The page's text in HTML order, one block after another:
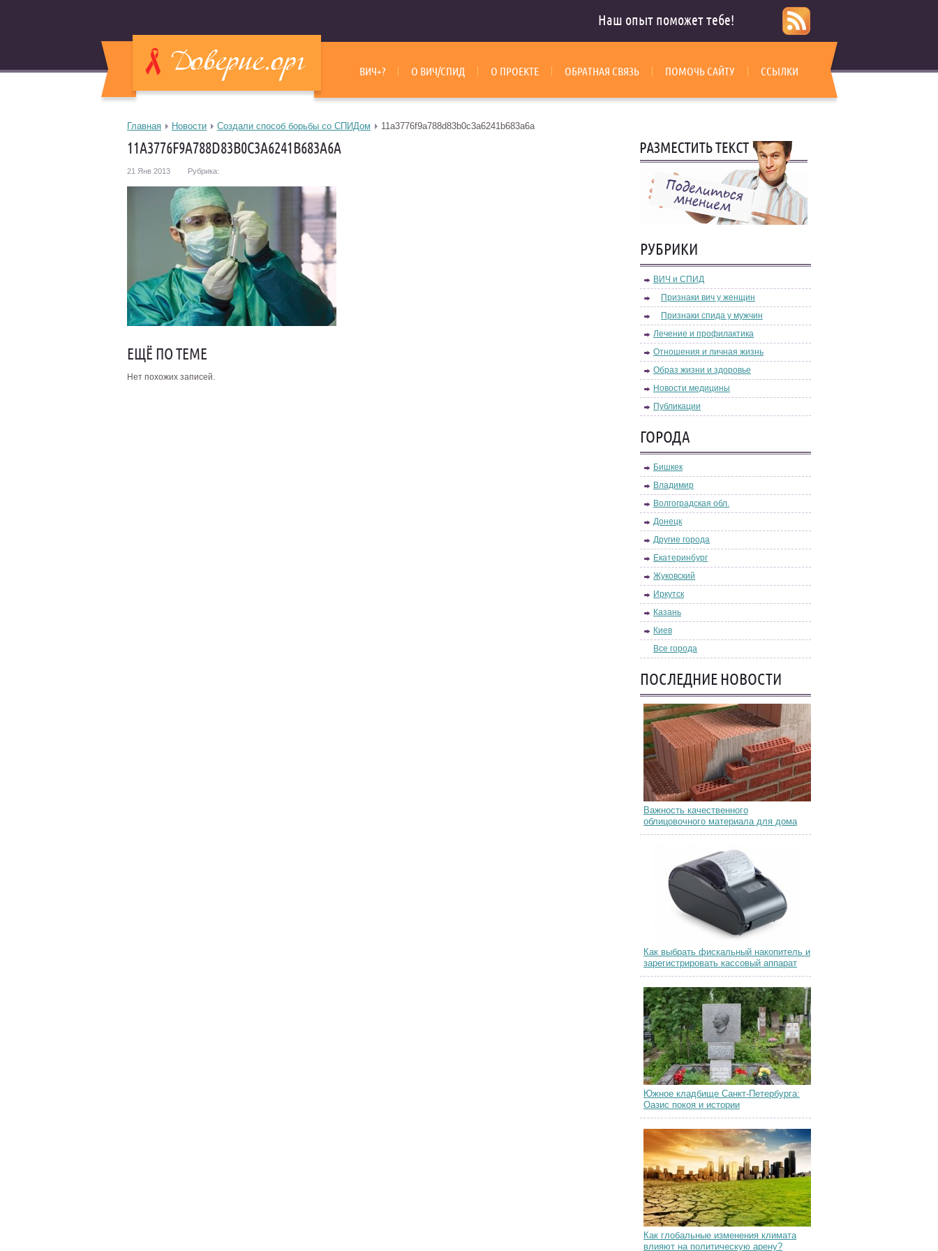
Наш опыт поможет тебе!
ВИЧ+? О ВИЧ/СПИД О ПРОЕКТЕ ОБРАТНАЯ СВЯЗЬ ПОМОЧЬ САЙТУ ССЫЛКИ
Главная Новости Создали способ борьбы со СПИДом 11a3776f9a788d83b0c3a6241b683a6a
11A3776F9A788D83B0C3A6241B683A6A
21 Янв 2013 Рубрика:
ЕЩЁ ПО ТЕМЕ
Нет похожих записей.
РУБРИКИ
ВИЧ и СПИД
Признаки вич у женщин
Признаки спида у мужчин
Лечение и профилактика
Отношения и личная жизнь
Образ жизни и здоровье
Новости медицины
Публикации
ГОРОДА
Бишкек
Владимир
Волгоградская обл.
Донецк
Другие города
Екатеринбург
Жуковский
Иркутск
Казань
Киев
Все города
ПОСЛЕДНИЕ НОВОСТИ
Важность качественного
облицовочного материала для дома
Как выбрать фискальный накопитель и
зарегистрировать кассовый аппарат
Южное кладбище Санкт-Петербурга:
Оазис покоя и истории
Как глобальные изменения климата
влияют на политическую арену?